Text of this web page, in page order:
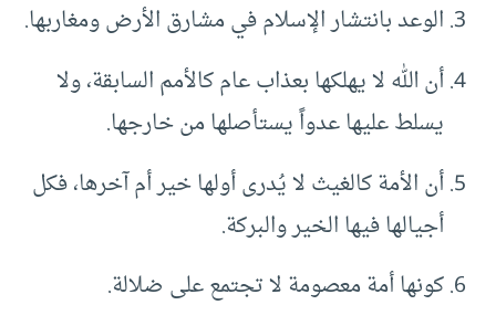
الوعد بانتشار الإسلام في مشارق الأرض ومغاربها.
أن الله لا يهلكها بعذاب عام كالأمم السابقة، ولا
يسلط عليها عدواً يستأصلها من خارجها.
أن الأمة كالغيث لا يُدرى أولها خير أم آخرها، فكل
أجيالها فيها الخير والبركة.
كونها أمة معصومة لا تجتمع على ضلالة.